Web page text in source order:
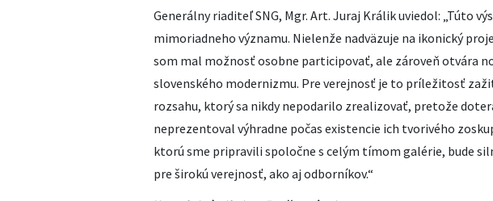
Generálny riaditeľ SNG, Mgr. Art. Juraj Králik uviedol: „Túto
mimoriadneho významu. Nielenže nadväzuje na ikonický
som mal možnosť osobne participovať, ale zároveň otvára
slovenského modernizmu. Pre verejnosť je to príležitosť
rozsahu, ktorý sa nikdy nepodarilo zrealizovať, pretože
neprezentoval výhradne počas existencie ich tvorivého
ktorú sme pripravili spoločne s celým tímom galérie, bude
pre širokú verejnosť, ako aj odborníkov.“